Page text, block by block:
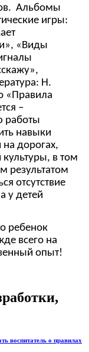
Альбомы
игры:
«Виды
Н.
«Правила
–
работы
навыки
дорогах,
в том
результатом
отсутствие
у детей
ребенок
всего на
опыт!
воспитатель о правилах